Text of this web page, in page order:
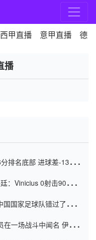
西甲直播 意甲直播 德
播
排名底部 进球差-13令人
：Vinicius 0射击90分钟
国家足球队错过了世界
一场战斗中闻名 伊万放